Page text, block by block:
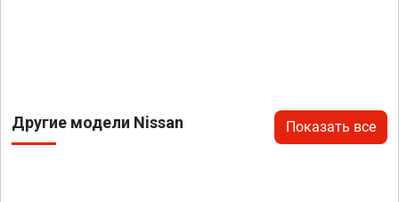
Другие модели Nissan Показать все